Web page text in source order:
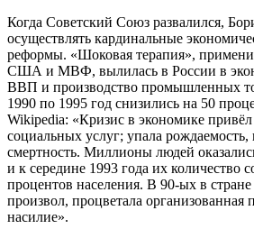
Когда Советский Союз развалился,
осуществлять кардинальные
реформы. «Шоковая терапия»,
США и МВФ, вылилась в России в
ВВП и производство промышленных
1990 по 1995 год снизились на 50
Wikipedia: «Кризис в экономике
социальных услуг; упала рождаемость,
смертность. Миллионы людей
и к середине 1993 года их количество
процентов населения. В 90-ых в
произвол, процветала организованная
насилие».